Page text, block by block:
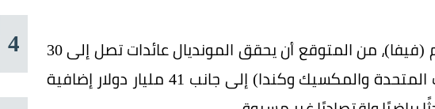
فبحسب تقديرات الاتحاد الدولي لكرة القدم (فيفا)، من المتوقع أن يحقق المونديال عائدات تصل إلى 30
مليار دولار للدول المنظمة الثلاث (الولايات المتحدة والمكسيك وكندا) إلى جانب 41 مليار دولار إضافية
4